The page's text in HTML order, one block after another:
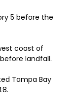
5 before the
coast of
landfall.
Tampa Bay